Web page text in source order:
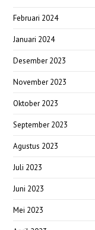
Februari 2024
Januari 2024
Desember 2023
November 2023
Oktober 2023
September 2023
Agustus 2023
Juli 2023
Juni 2023
Mei 2023